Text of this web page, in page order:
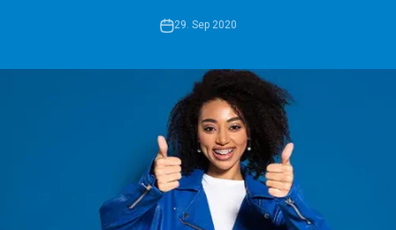
29. Sep 2020